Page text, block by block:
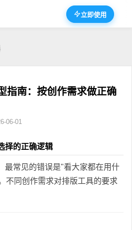
立即使用
指南：按创作需求做正确
06-01
择的正确逻辑
最常见的错误是"看大家都在用什
不同创作需求对排版工具的要求